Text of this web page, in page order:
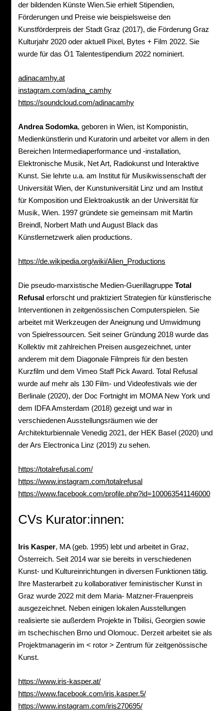
der bildenden Künste Wien.Sie erhielt Stipendien,
Förderungen und Preise wie beispielsweise den
Kunstförderpreis der Stadt Graz (2017), die Förderung Graz
Kulturjahr 2020 oder aktuell Pixel, Bytes + Film 2022. Sie
wurde für das Ö1 Talentestipendium 2022 nominiert.
adinacamhy.at
instagram.com/adina_camhy
https://soundcloud.com/adinacamhy
Andrea Sodomka, geboren in Wien, ist Komponistin,
Medienkünstlerin und Kuratorin und arbeitet vor allem in den
Bereichen Intermediaperformance und -installation,
Elektronische Musik, Net Art, Radiokunst und Interaktive
Kunst. Sie lehrte u.a. am Institut für Musikwissenschaft der
Universität Wien, der Kunstuniversität Linz und am Institut
für Komposition und Elektroakustik an der Universität für
Musik, Wien. 1997 gründete sie gemeinsam mit Martin
Breindl, Norbert Math und August Black das
Künstlernetzwerk alien productions.
https://de.wikipedia.org/wiki/Alien_Productions
Die pseudo-marxistische Medien-Guerillagruppe Total
Refusal erforscht und praktiziert Strategien für künstlerische
Interventionen in zeitgenössischen Computerspielen. Sie
arbeitet mit Werkzeugen der Aneignung und Umwidmung
von Spielressourcen. Seit seiner Gründung 2018 wurde das
Kollektiv mit zahlreichen Preisen ausgezeichnet, unter
anderem mit dem Diagonale Filmpreis für den besten
Kurzfilm und dem Vimeo Staff Pick Award. Total Refusal
wurde auf mehr als 130 Film- und Videofestivals wie der
Berlinale (2020), der Doc Fortnight im MOMA New York und
dem IDFA Amsterdam (2018) gezeigt und war in
verschiedenen Ausstellungsräumen wie der
Architekturbiennale Venedig 2021, der HEK Basel (2020) und
der Ars Electronica Linz (2019) zu sehen.
https://totalrefusal.com/
https://www.instagram.com/totalrefusal
https://www.facebook.com/profile.php?id=100063541146000
CVs Kurator:innen:
Iris Kasper, MA (geb. 1995) lebt und arbeitet in Graz,
Österreich. Seit 2014 war sie bereits in verschiedenen
Kunst- und Kultureinrichtungen in diversen Funktionen tätig.
Ihre Masterarbeit zu kollaborativer feministischer Kunst in
Graz wurde 2022 mit dem Maria- Matzner-Frauenpreis
ausgezeichnet. Neben einigen lokalen Ausstellungen
realisierte sie außerdem Projekte in Tbilisi, Georgien sowie
im tschechischen Brno und Olomouc. Derzeit arbeitet sie als
Projektmanagerin im < rotor > Zentrum für zeitgenössische
Kunst.
https://www.iris-kasper.at/
https://www.facebook.com/iris.kasper.5/
https://www.instagram.com/iris270695/